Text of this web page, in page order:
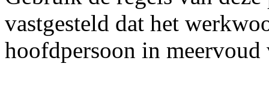
vastgesteld dat het
hoofdpersoon in